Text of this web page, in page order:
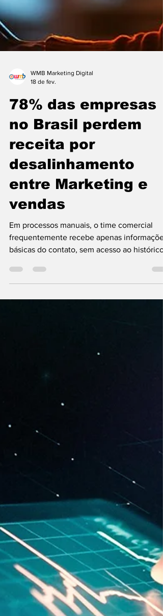
18 de fev.
78% das empresas
no Brasil perdem
receita por
desalinhamento
entre Marketing e
vendas
Em processos manuais, o time comercial
frequentemente recebe apenas informações
básicas do contato, sem acesso ao histórico